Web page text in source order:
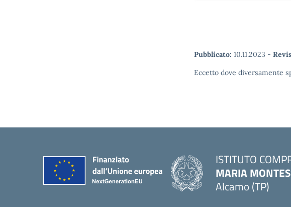
Pubblicato: 10.11.2023 -
Eccetto dove diversamente
ISTITUTO
MARIA
Alcamo (TP)